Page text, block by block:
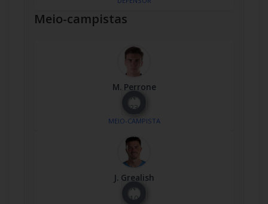
Meio-campistas
M. Perrone
Nº
23
MEIO-CAMPISTA
J. Grealish
Nº
10